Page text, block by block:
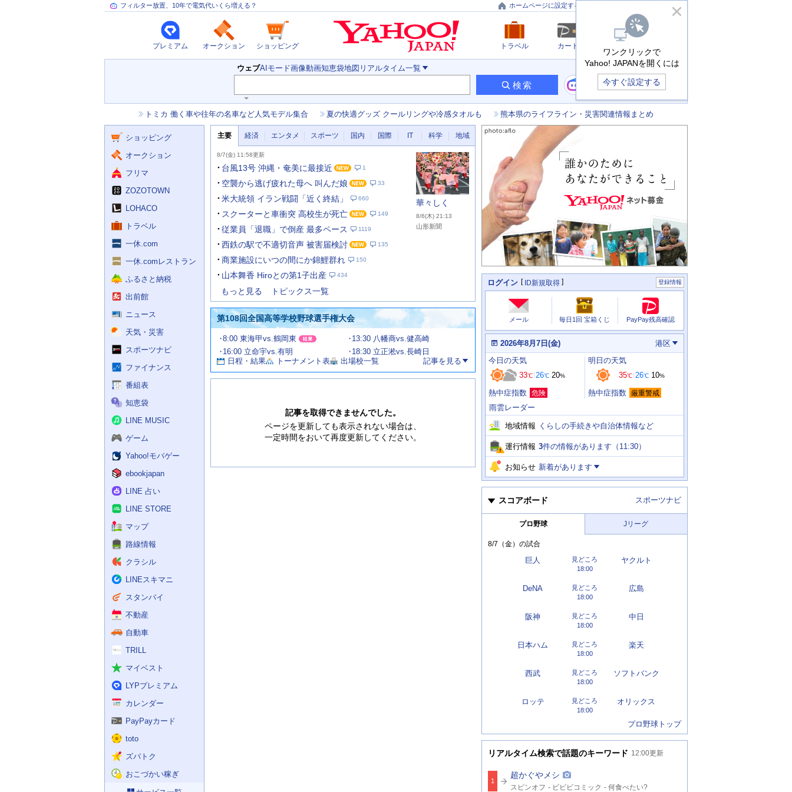
ワンクリックで
Yahoo! JAPANを開くには
今すぐ設定する
フィルター放置、10年で電気代いくら増える？ ホームページに設定する
トラベル カード
プレミアム オークション ショッピング
検
索
ウェブAIモード画像動画知恵袋地図 リアルタイム一覧
検索
ワ
ー
力
補
助
を
開
く
せ
トミカ 働く車や往年の名車など人気モデル集合 夏の快適グッズ クールリングや冷感タオルも 熊本県のライフライン・災害関連情報まとめ
ビ
ショッピング
オークション
フリマ
ZOZOTOWN
LOHACO
トラベル
一休.com
一休.comレストラン
ふるさと納税
出前館
ニュース
天気・災害
スポーツナビ
ファイナンス
番組表
知恵袋
LINE MUSIC
ゲーム
Yahoo!モバゲー
ebookjapan
LINE 占い
LINE STORE
マップ
路線情報
クラシル
LINEスキマニ
スタンバイ
不動産
自動車
TRILL
マイベスト
LYPプレミアム
カレンダー
PayPayカード
toto
ズバトク
おこづかい稼ぎ
ュ
ス
主要 経済 エンタメ スポーツ 国内 国際 IT 科学 地域
要
ニ
ー
8/7(金) 11:58更新
台風13号 沖縄・奄美に最接近 1
空襲から逃げ疲れた母へ 叫んだ娘 33
米大統領 イラン戦闘「近く終結」 660
スクーターと車衝突 高校生が死亡 149
従業員「退職」で倒産 最多ペース 1119
西鉄の駅で不適切音声 被害届検討 135
商業施設にいつの間にか錦鯉群れ 150
山本舞香 Hiroとの第1子出産 434
華々しく
8/6(木) 21:13
山形新聞
もっと見る トピックス一覧
第108回全国高等学校野球選手権大会
試
合
情
報
8:00 東海甲vs.鶴岡東
13:30 八幡商vs.健高崎
16:00 立命宇vs.有明
18:30 立正淞vs.長崎日
日程・結果
トーナメント表 出場校一覧 記事を見る
お
す
記事を取得できませんでした。
ページを更新しても表示されない場合は、
一定時間をおいて再度更新してください。
個
人
情
報
ログイン ID新規取得 登録情報
あ
た
の
ス
ス
メール 毎日1回 宝箱くじ PayPay残高確認
本
日
の
天
気
、
運
情
報
2026年8月7日(金) 港区
今
日
明
日
の
天
気
今日 の天気
33℃ 26℃ 20%
熱中症指数 危険
明日 の天気
35℃ 26℃ 10%
熱中症指数 厳重警戒
雨雲レーダー
地域情報 くらしの手続きや自治体情報など
運行情報 3件の情報があります（ 11:30）
お知らせ 新着があります
スコアボード スポーツナビ
プロ野球 Jリーグ
8/7（金） の試合
巨人 ヤクルト
18:00
見どころ
DeNA 広島
18:00
見どころ
阪神 中日
18:00
見どころ
日本ハム 楽天
18:00
見どころ
西武 ソフトバンク
18:00
見どころ
ロッテ オリックス
18:00
見どころ
プロ野球トップ
リアルタイム検索で話題のキーワード 12:00更新
1
超かぐやメシ
関
スピンオフ ビビビコミック 何食べたい?